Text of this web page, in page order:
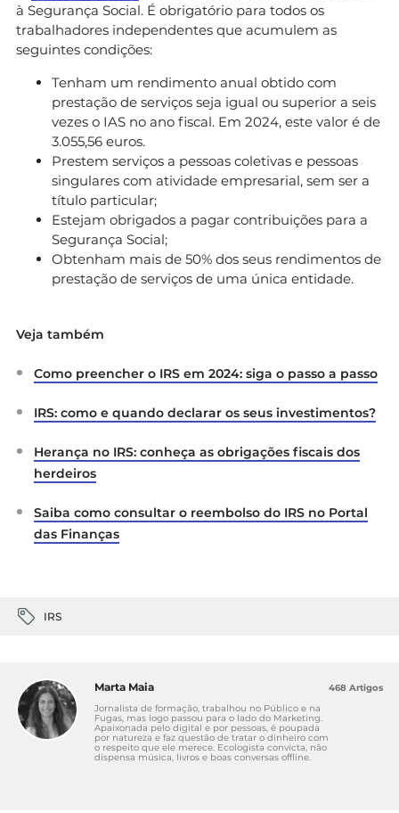
à Segurança Social. É obrigatório para todos os
trabalhadores independentes que acumulem as
seguintes condições:
Tenham um rendimento anual obtido com
prestação de serviços seja igual ou superior a seis
vezes o IAS no ano fiscal. Em 2024, este valor é de
3.055,56 euros.
Prestem serviços a pessoas coletivas e pessoas
singulares com atividade empresarial, sem ser a
título particular;
Estejam obrigados a pagar contribuições para a
Segurança Social;
Obtenham mais de 50% dos seus rendimentos de
prestação de serviços de uma única entidade.
Veja também
Como preencher o IRS em 2024: siga o passo a passo
IRS: como e quando declarar os seus investimentos?
Herança no IRS: conheça as obrigações fiscais dos
herdeiros
Saiba como consultar o reembolso do IRS no Portal
das Finanças
IRS
Marta Maia
Jornalista de formação, trabalhou no Público e na
Fugas, mas logo passou para o lado do Marketing.
Apaixonada pelo digital e por pessoas, é poupada
por natureza e faz questão de tratar o dinheiro com
o respeito que ele merece. Ecologista convicta, não
dispensa música, livros e boas conversas offline.
468 Artigos